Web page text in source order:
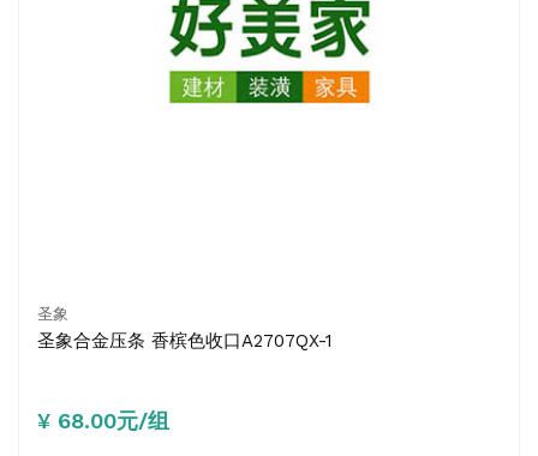
圣象
圣象合金压条 香槟色收口A2707QX-1
¥ 68.00元/组